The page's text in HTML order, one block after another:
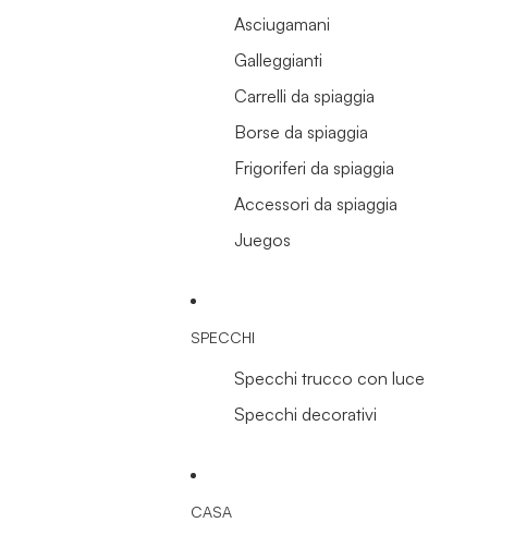
Asciugamani
Galleggianti
Carrelli da spiaggia
Borse da spiaggia
Frigoriferi da spiaggia
Accessori da spiaggia
Juegos
SPECCHI
Specchi trucco con luce
Specchi decorativi
CASA